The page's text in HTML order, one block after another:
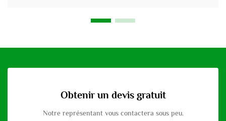
Obtenir un devis gratuit
Notre représentant vous contactera sous peu.